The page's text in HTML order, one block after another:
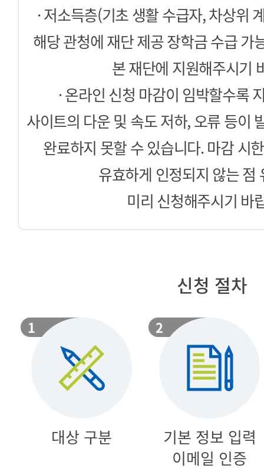
· 저소득층(기초 생활 수급자, 차상위
해당 관청에 재단 제공 장학금 수급 가
본 재단에 지원해주시기
· 온라인 신청 마감이 임박할수록
사이트의 다운 및 속도 저하, 오류 등이
완료하지 못할 수 있습니다. 마감 시
유효하게 인정되지 않는 점
미리 신청해주시기 바
신청 절차
대상 구분
기본 정보 입력
이메일 인증